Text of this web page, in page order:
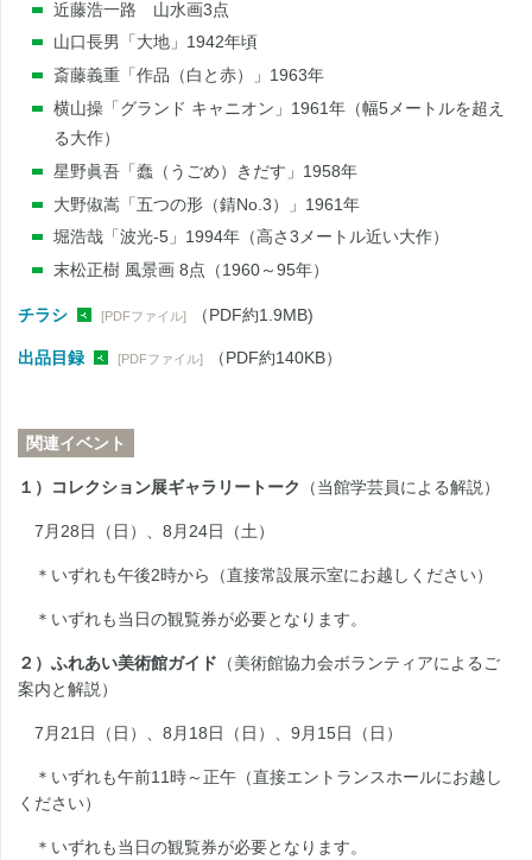
近藤浩一路 山水画3点
山口長男「大地」1942年頃
斎藤義重「作品（白と赤）」1963年
横山操「グランド キャニオン」1961年（幅5メートルを超え
る大作）
星野眞吾「蠢（うごめ）きだす」1958年
大野俶嵩「五つの形（錆No.3）」1961年
堀浩哉「波光‐5」1994年（高さ3メートル近い大作）
末松正樹 風景画 8点（1960～95年）
チラシ [PDFファイル] （PDF約1.9MB)
出品目録 [PDFファイル] （PDF約140KB）
関連イベント
１）コレクション展ギャラリートーク （当館学芸員による解説）
7月28日（日）、8月24日（土）
＊いずれも午後2時から（直接常設展示室にお越しください）
＊いずれも当日の観覧券が必要となります。
２）ふれあい美術館ガイド （美術館協力会ボランティアによるご
案内と解説）
7月21日（日）、8月18日（日）、9月15日（日）
＊いずれも午前11時～正午（直接エントランスホールにお越し
ください）
＊いずれも当日の観覧券が必要となります。